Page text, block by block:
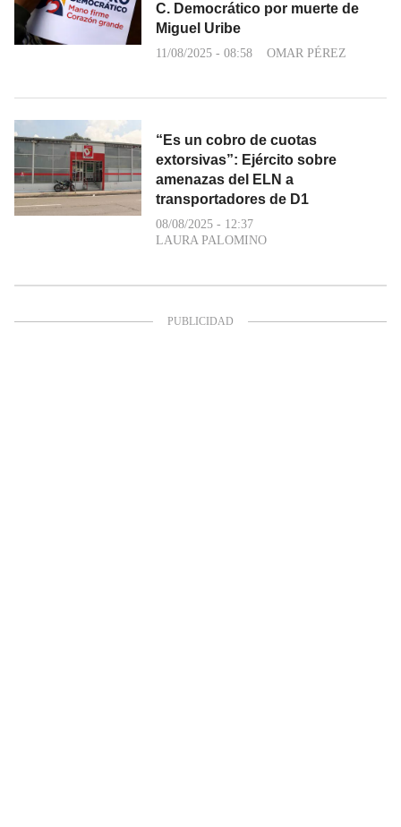
C. Democrático por muerte de
Miguel Uribe
11/08/2025 - 08:58 OMAR PÉREZ
“Es un cobro de cuotas
extorsivas”: Ejército sobre
amenazas del ELN a
transportadores de D1
08/08/2025 - 12:37
LAURA PALOMINO